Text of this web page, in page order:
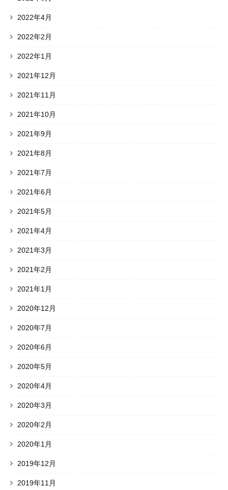
2022年4月
2022年2月
2022年1月
2021年12月
2021年11月
2021年10月
2021年9月
2021年8月
2021年7月
2021年6月
2021年5月
2021年4月
2021年3月
2021年2月
2021年1月
2020年12月
2020年7月
2020年6月
2020年5月
2020年4月
2020年3月
2020年2月
2020年1月
2019年12月
2019年11月